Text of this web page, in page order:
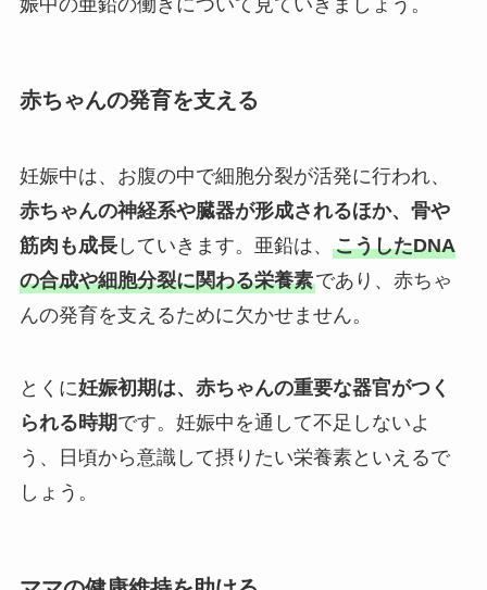
赤ちゃんの発育を支える
妊娠中は、お腹の中で細胞分裂が活発に行われ、
赤ちゃんの神経系や臓器が形成されるほか、骨や
筋肉も成長していきます。亜鉛は、 こうしたDNA
の合成や細胞分裂に関わる栄養素であり、赤ちゃ
んの発育を支えるために欠かせません。
とくに妊娠初期は、赤ちゃんの重要な器官がつく
られる時期です。妊娠中を通して不足しないよ
う、日頃から意識して摂りたい栄養素といえるで
しょう。